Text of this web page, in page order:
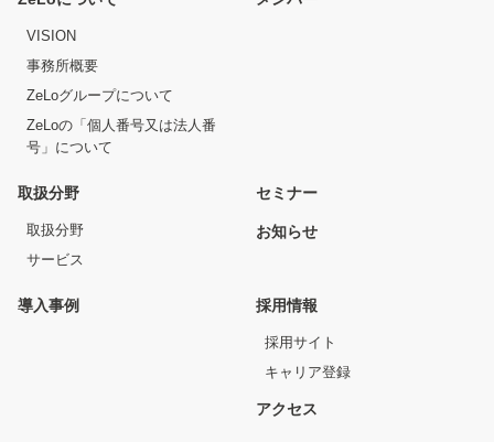
VISION
事務所概要
ZeLoグループについて
ZeLoの「個人番号又は法人番
号」について
取扱分野
取扱分野
サービス
セミナー
お知らせ
導入事例 採用情報
採用サイト
キャリア登録
アクセス